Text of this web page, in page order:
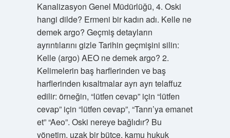
Kanalizasyon Genel Müdürlüğü, 4. Oski
hangi dilde? Ermeni bir kadın adı. Kelle ne
demek argo? Geçmiş detayların
ayrıntılarını gizle Tarihin geçmişini silin:
Kelle (argo) AEO ne demek argo? 2.
Kelimelerin baş harflerinden ve baş
harflerinden kısaltmalar ayrı ayrı telaffuz
edilir: örneğin, “lütfen cevap” için “lütfen
cevap” için “lütfen cevap”, “Tanrı’ya emanet
et” “Aeo”. Oski nereye bağlıdır? Bu
yönetim, uzak bir bütçe, kamu hukuk